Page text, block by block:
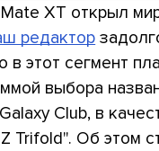
XT открыл
редактор
этот сегмент
выбора
Club, в
Trifold". Об этом